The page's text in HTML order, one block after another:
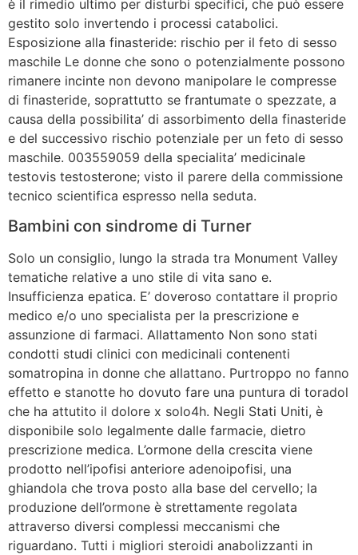
è il rimedio ultimo per disturbi specifici, che può essere
gestito solo invertendo i processi catabolici.
Esposizione alla finasteride: rischio per il feto di sesso
maschile Le donne che sono o potenzialmente possono
rimanere incinte non devono manipolare le compresse
di finasteride, soprattutto se frantumate o spezzate, a
causa della possibilita’ di assorbimento della finasteride
e del successivo rischio potenziale per un feto di sesso
maschile. 003559059 della specialita’ medicinale
testovis testosterone; visto il parere della commissione
tecnico scientifica espresso nella seduta.
Bambini con sindrome di Turner
Solo un consiglio, lungo la strada tra Monument Valley
tematiche relative a uno stile di vita sano e.
Insufficienza epatica. E’ doveroso contattare il proprio
medico e/o uno specialista per la prescrizione e
assunzione di farmaci. Allattamento Non sono stati
condotti studi clinici con medicinali contenenti
somatropina in donne che allattano. Purtroppo no fanno
effetto e stanotte ho dovuto fare una puntura di toradol
che ha attutito il dolore x solo4h. Negli Stati Uniti, è
disponibile solo legalmente dalle farmacie, dietro
prescrizione medica. L’ormone della crescita viene
prodotto nell’ipofisi anteriore adenoipofisi, una
ghiandola che trova posto alla base del cervello; la
produzione dell’ormone è strettamente regolata
attraverso diversi complessi meccanismi che
riguardano. Tutti i migliori steroidi anabolizzanti in